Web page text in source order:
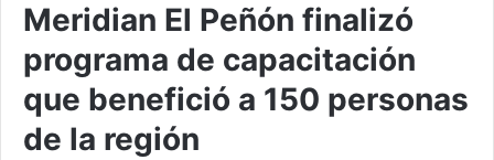
Meridian El Peñón finalizó
programa de capacitación
que benefició a 150 personas
de la región